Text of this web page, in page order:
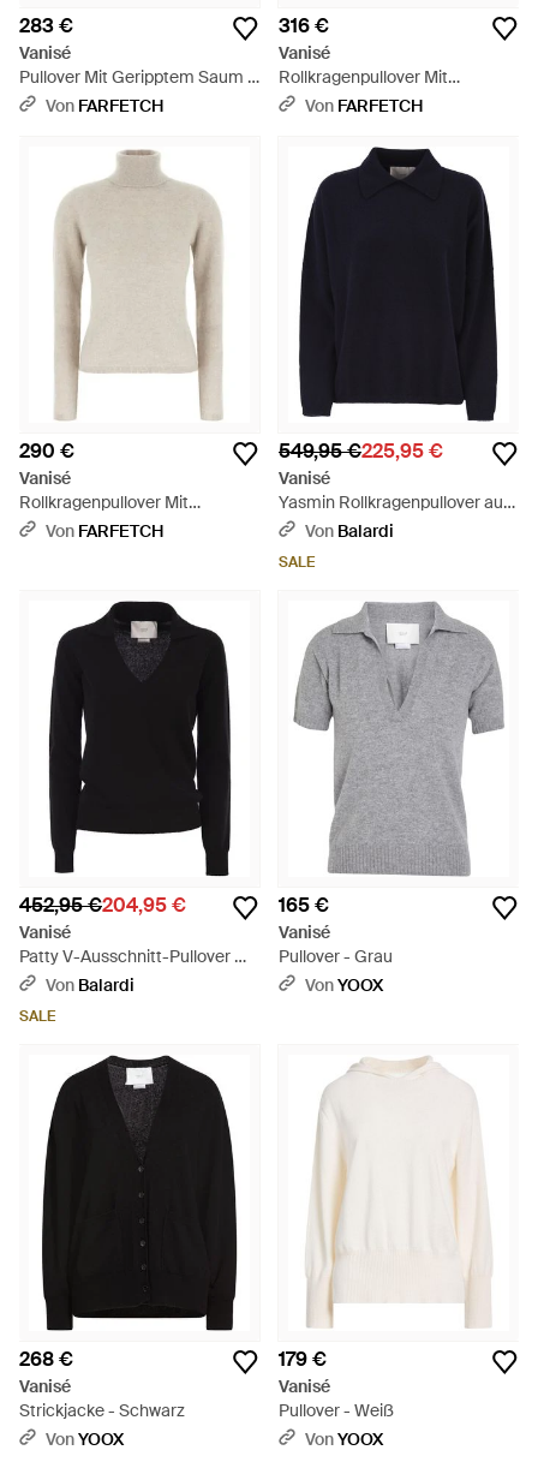
283 €
Vanisé
Pullover Mit Geripptem Saum -
BlauVon FARFETCH
316 €
Vanisé
Rollkragenpullover Mit
Geripptem Saum - Weiß
Von FARFETCH
290 €
Vanisé
Rollkragenpullover Mit
Geripptem Saum - Weiß
Von FARFETCH
549,95 €225,95 €
Vanisé
Yasmin Rollkragenpullover aus
Kaschmir - Blau
Von Balardi
SALE
452,95 €204,95 €
Vanisé
Patty V-Ausschnitt-Pullover mit
Polokragen - Schwarz
Von Balardi
SALE
165 €
Vanisé
Pullover - Grau
VonYOOX
268 €
Vanisé
Strickjacke - Schwarz
VonYOOX
179 €
Vanisé
Pullover - Weiß
VonYOOX